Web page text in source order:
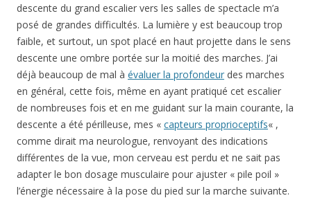
descente du grand escalier vers les salles de spectacle m’a
posé de grandes difficultés. La lumière y est beaucoup trop
faible, et surtout, un spot placé en haut projette dans le sens
descente une ombre portée sur la moitié des marches. J’ai
déjà beaucoup de mal à évaluer la profondeur des marches
en général, cette fois, même en ayant pratiqué cet escalier
de nombreuses fois et en me guidant sur la main courante, la
descente a été périlleuse, mes « capteurs proprioceptifs« ,
comme dirait ma neurologue, renvoyant des indications
différentes de la vue, mon cerveau est perdu et ne sait pas
adapter le bon dosage musculaire pour ajuster « pile poil »
l’énergie nécessaire à la pose du pied sur la marche suivante.